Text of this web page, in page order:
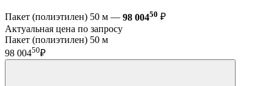
Пакет (полиэтилен) 50 м — 98 00450 ₽
Актуальная цена по запросу
Пакет (полиэтилен) 50 м
98 00450₽